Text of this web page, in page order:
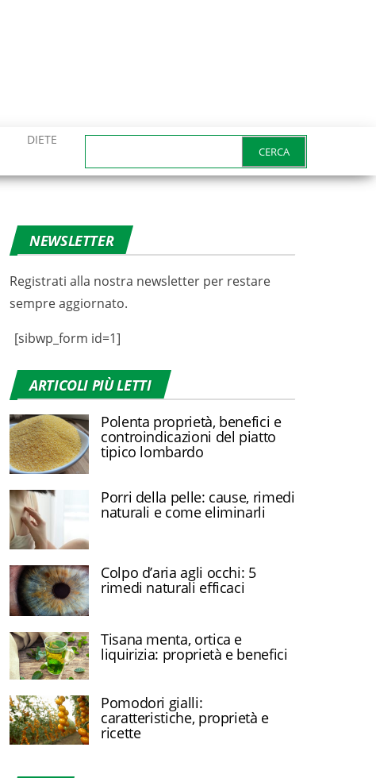
DIETE
per:
NEWSLETTER
Registrati alla nostra newsletter per restare
sempre aggiornato.
[sibwp_form id=1]
ARTICOLI PIÙ LETTI
Polenta proprietà, benefici e
controindicazioni del piatto
tipico lombardo
Porri della pelle: cause, rimedi
naturali e come eliminarli
Colpo d’aria agli occhi: 5
rimedi naturali efficaci
Tisana menta, ortica e
liquirizia: proprietà e benefici
Pomodori gialli:
caratteristiche, proprietà e
ricette